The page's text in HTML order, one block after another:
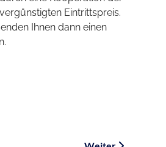
Eintrittspreis.
Ihnen dann einen